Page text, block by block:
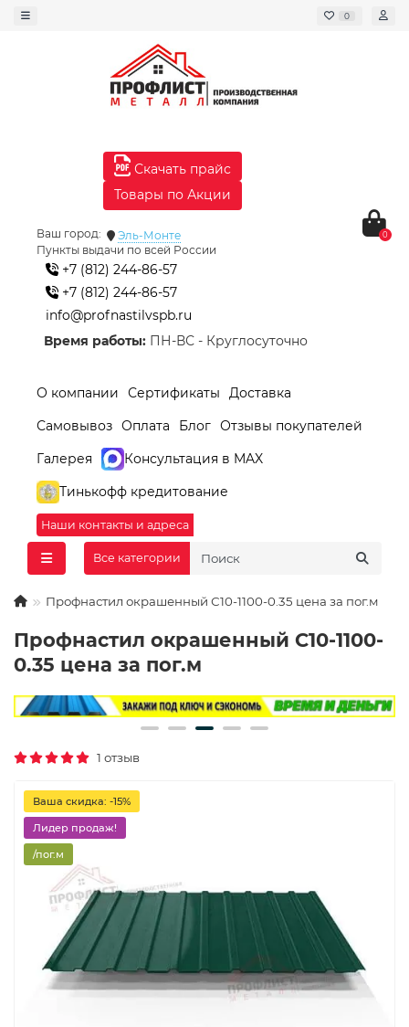
0
Скачать прайс
Товары по Акции
Ваш город:
Эль-Монте
Пункты выдачи по всей России
+7 (812) 244-86-57
+7 (812) 244-86-57
info@profnastilvspb.ru
Время работы: ПН-ВС - Круглосуточно
0
О компании Сертификаты
Доставка
Самовывоз Оплата Блог Отзывы покупателей
Галерея
Консультация в MAX
Тинькофф кредитование
Наши контакты и адреса
Все категории
Профнастил окрашенный С10-1100-0.35 цена за пог.м
Профнастил окрашенный С10-1100-
0.35 цена за пог.м
1 отзыв
Ваша скидка: -15%
Лидер продаж!
/пог.м